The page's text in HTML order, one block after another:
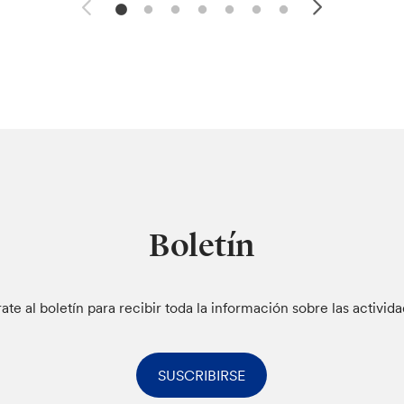
Boletín
al boletín para recibir toda la información sobre las
SUSCRIBIRSE